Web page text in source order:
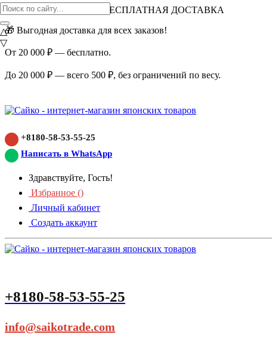
ВНИМАНИЕ АКЦИЯ!
БЕСПЛАТНАЯ ДОСТАВКА
🎁 Выгодная доставка для всех заказов!
От 20 000 ₽ — бесплатно.
До 20 000 ₽ — всего 500 ₽, без ограничений по весу.
+8180-58-53-55-25
Написать в WhatsApp
Здравствуйте, Гость!
Избранное ()
Личный кабинет
Создать аккаунт
+8180-58-53-55-25
info@saikotrade.com
△
▽